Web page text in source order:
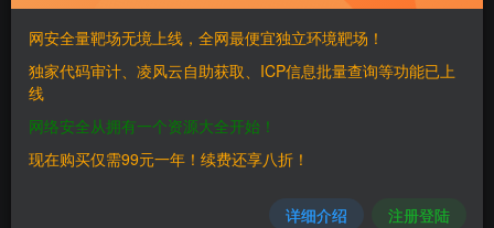
一、漏洞简介
————
————
网安全量靶场无境上线，全网最便宜独立环境靶场！
独家代码审计、凌风云自助获取、ICP信息批量查询等功能已上
线
网络安全从拥有一个资源大全开始！
现在购买仅需99元一年！续费还享八折！
详细介绍 注册登陆